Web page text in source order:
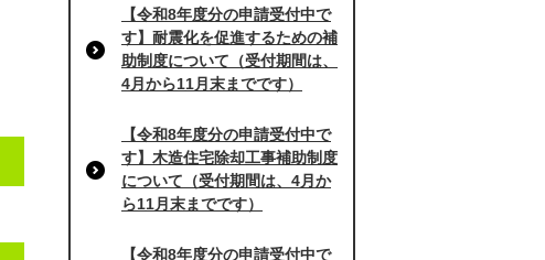
【令和8年度分の申請受付中で
す】耐震化を促進するための補
助制度について（受付期間は、
4月から11月末までです）
【令和8年度分の申請受付中で
す】木造住宅除却工事補助制度
について（受付期間は、4月か
ら11月末までです）
【令和8年度分の申請受付中で